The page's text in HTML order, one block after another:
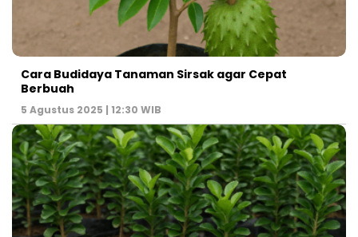
Cara Budidaya Tanaman Sirsak agar Cepat
Berbuah
5 Agustus 2025 | 12:30 WIB